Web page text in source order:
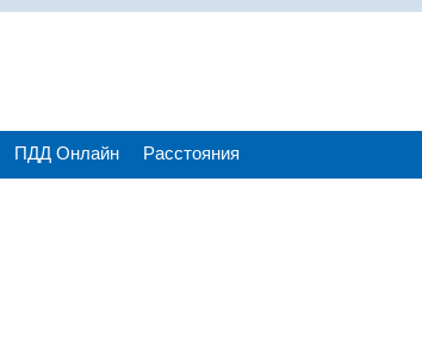
ПДД Онлайн Расстояния